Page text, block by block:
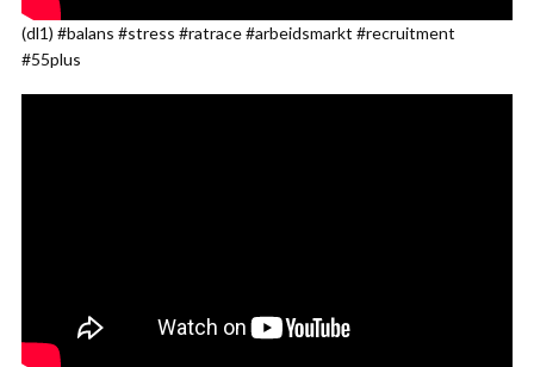
(dl1) #balans #stress #ratrace #arbeidsmarkt #recruitment
#55plus